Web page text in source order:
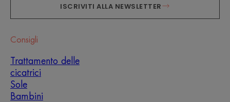
ISCRIVITI ALLA NEWSLETTER
Consigli
Trattamento delle
cicatrici
Sole
Bambini